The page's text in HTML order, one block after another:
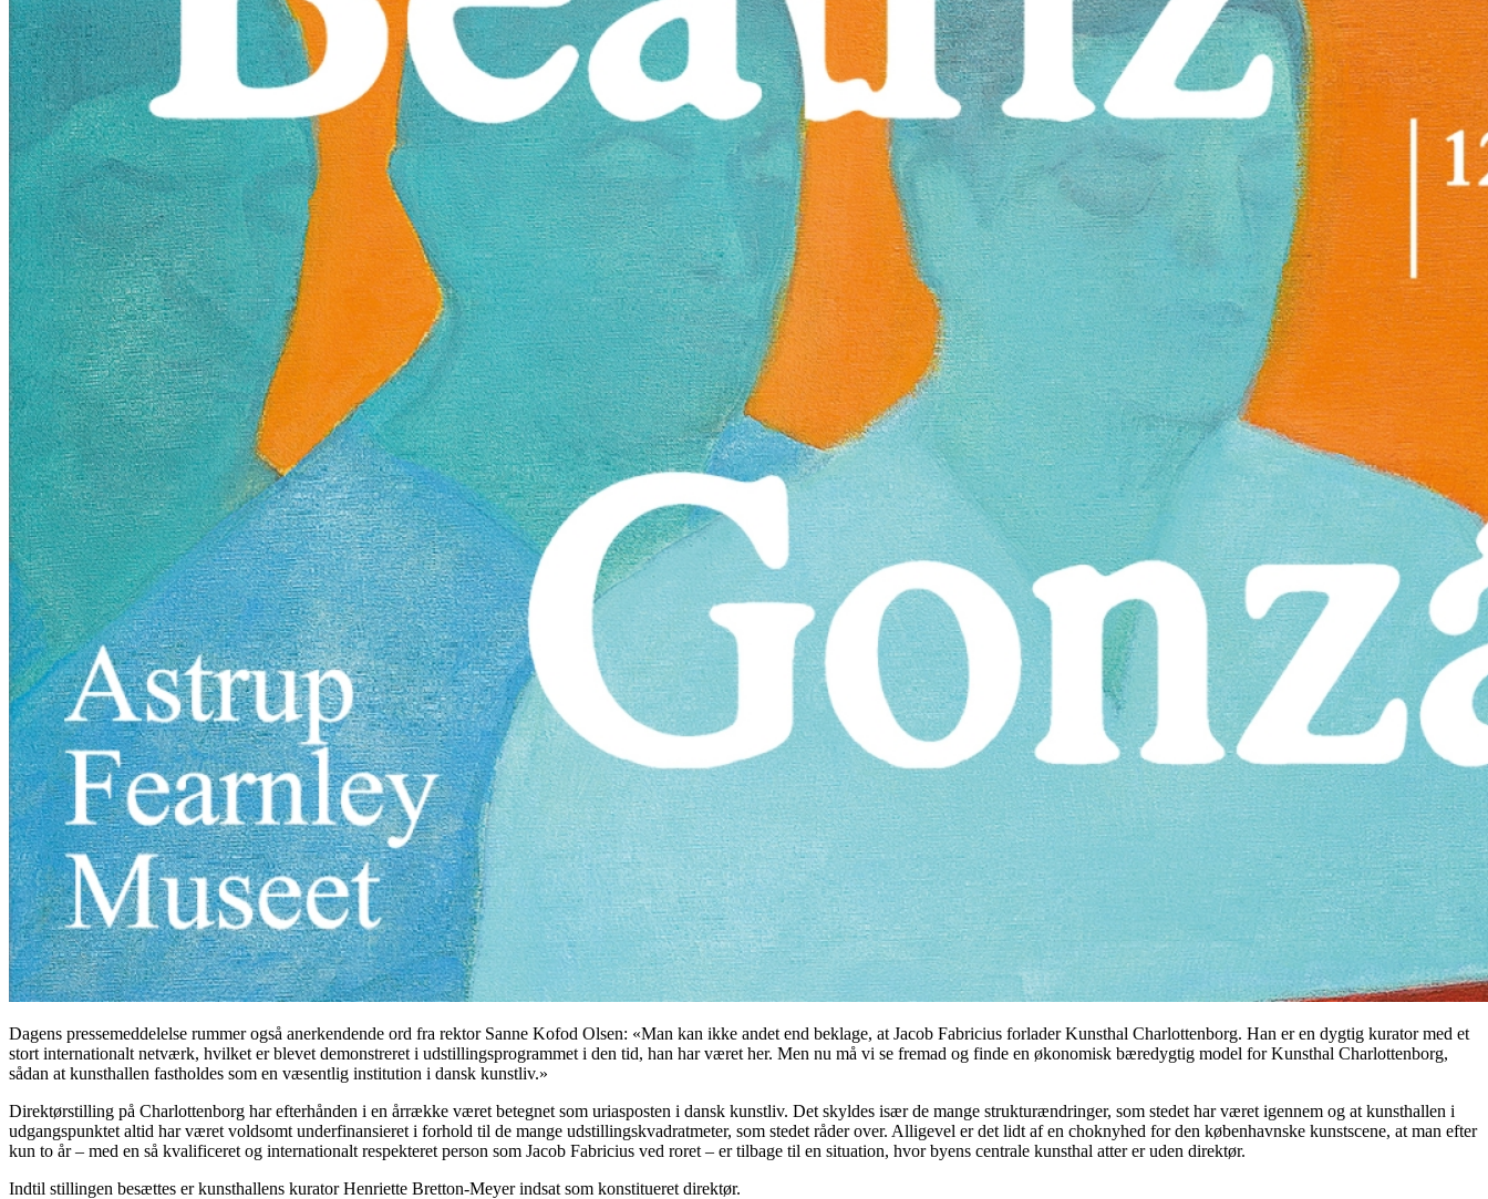
Dagens pressemeddelelse rummer også anerkendende ord fra rektor Sanne Kofod Olsen: «Man kan ikke andet end beklage, at Jacob Fabricius forlader Kunsthal Charlottenborg. Han er en dygtig kurator med et
stort internationalt netværk, hvilket er blevet demonstreret i udstillingsprogrammet i den tid, han har været her. Men nu må vi se fremad og finde en økonomisk bæredygtig model for Kunsthal Charlottenborg,
sådan at kunsthallen fastholdes som en væsentlig institution i dansk kunstliv.»
Direktørstilling på Charlottenborg har efterhånden i en årrække været betegnet som uriasposten i dansk kunstliv. Det skyldes især de mange strukturændringer, som stedet har været igennem og at kunsthallen i
udgangspunktet altid har været voldsomt underfinansieret i forhold til de mange udstillingskvadratmeter, som stedet råder over. Alligevel er det lidt af en choknyhed for den københavnske kunstscene, at man efter
kun to år – med en så kvalificeret og internationalt respekteret person som Jacob Fabricius ved roret – er tilbage til en situation, hvor byens centrale kunsthal atter er uden direktør.
Indtil stillingen besættes er kunsthallens kurator Henriette Bretton-Meyer indsat som konstitueret direktør.